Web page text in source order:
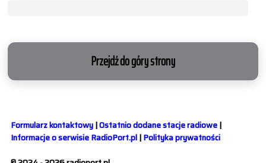
Przejdź do góry strony
Formularz kontaktowy|Ostatnio dodane stacje radiowe|
Informacje o serwisie RadioPort.pl|Polityka prywatności